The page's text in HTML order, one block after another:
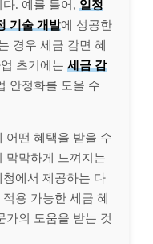
. 예를 들어, 일정
기술 개발에 성공한
경우 세금 감면 혜
초기에는 세금 감
안정화를 도울 수
어떤 혜택을 받을 수
막막하게 느껴지는
에서 제공하는 다
용 가능한 세금 혜
가의 도움을 받는 것